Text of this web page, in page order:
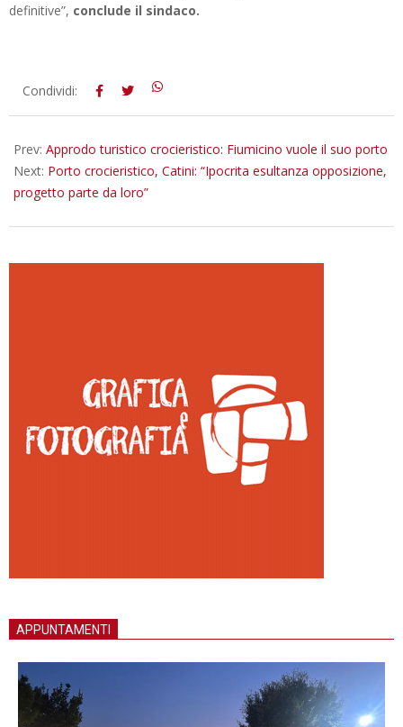
definitive”, conclude il sindaco.
2026-
Condividi:
Prev: Approdo turistico crocieristico: Fiumicino vuole il suo porto
Next: Porto crocieristico, Catini: “Ipocrita esultanza opposizione,
progetto parte da loro”
APPUNTAMENTI